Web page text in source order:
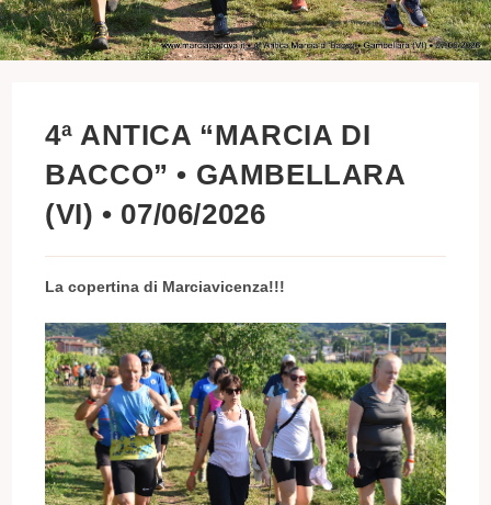
4ª ANTICA “MARCIA DI
BACCO” • GAMBELLARA
(VI) • 07/06/2026
La copertina di Marciavicenza!!!